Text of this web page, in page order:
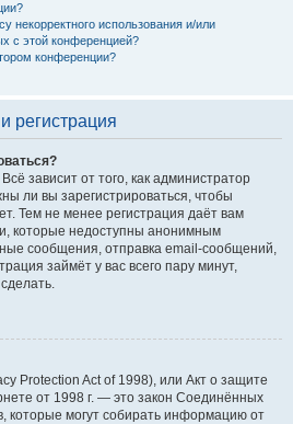
некорректного использования и/или
с этой конференцией?
конференции?
регистрация
зависит от того, как администратор
ли вы зарегистрироваться, чтобы
Тем не менее регистрация даёт вам
которые недоступны анонимным
сообщения, отправка email-сообщений,
займёт у вас всего пару минут,
Protection Act of 1998), или Акт о защите
от 1998 г. — это закон Соединённых
которые могут собирать информацию от